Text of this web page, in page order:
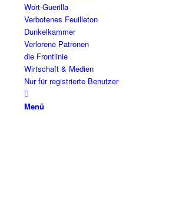
Wort-Guerilla
Verbotenes Feuilleton
Dunkelkammer
Verlorene Patronen
die Frontlinie
Wirtschaft & Medien
Nur für registrierte Benutzer
Menü